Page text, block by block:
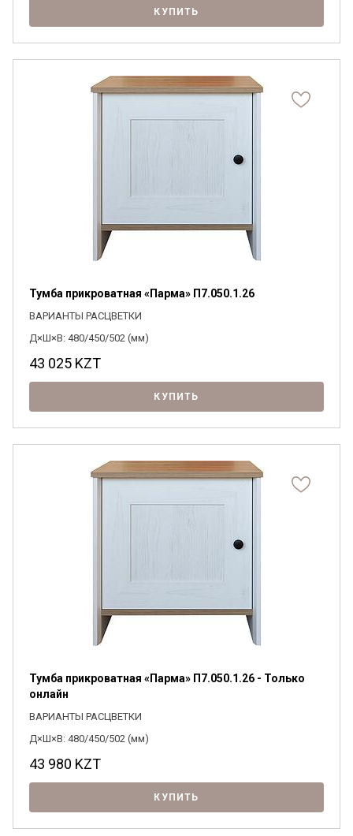
обработки персональных данных и
КУПИТЬ
Тумба прикроватная «Парма» П7.050.1.26
ВАРИАНТЫ РАСЦВЕТКИ
Д×Ш×В: 480/450/502 (мм)
43 025 KZT
КУПИТЬ
Тумба прикроватная «Парма» П7.050.1.26 - Только
онлайн
ВАРИАНТЫ РАСЦВЕТКИ
Д×Ш×В: 480/450/502 (мм)
43 980 KZT
КУПИТЬ